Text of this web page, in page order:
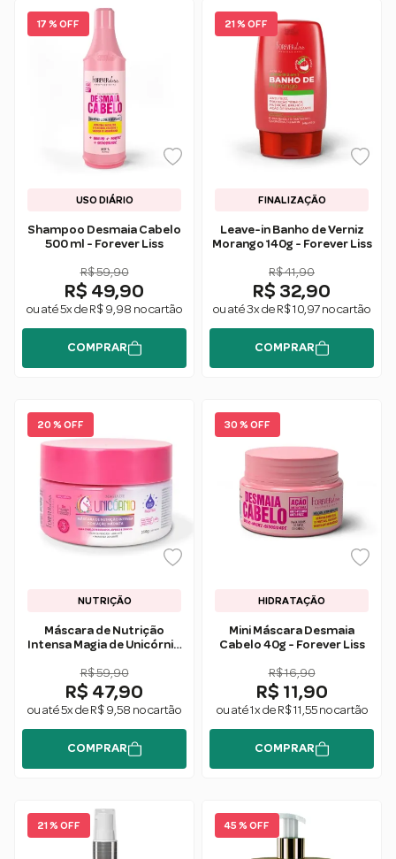
17 % OFF
USO DIÁRIO
Shampoo Desmaia Cabelo
500 ml - Forever Liss
R$ 59,90
R$ 49,90
ou até 5x de R$ 9,98 no cartão
COMPRAR
21 % OFF
FINALIZAÇÃO
Leave-in Banho de Verniz
Morango 140g - Forever Liss
R$ 41,90
R$ 32,90
ou até 3x de R$ 10,97 no cartão
COMPRAR
20 % OFF
NUTRIÇÃO
Máscara de Nutrição
Intensa Magia de Unicórnio
R$ 59,90
R$ 47,90
ou até 5x de R$ 9,58 no cartão
COMPRAR
30 % OFF
HIDRATAÇÃO
Mini Máscara Desmaia
Cabelo 40g - Forever Liss
R$ 16,90
R$ 11,90
ou até 1x de R$ 11,55 no cartão
COMPRAR
21 % OFF 45 % OFF